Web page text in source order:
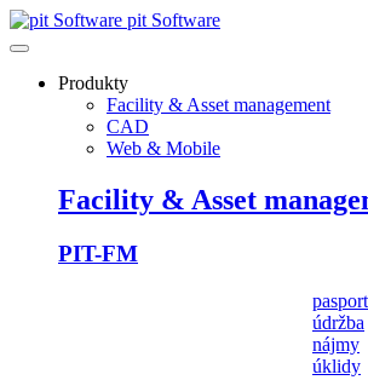
pit Software
Produkty
Facility & Asset management
CAD
Web & Mobile
Facility & Asset
PIT-FM
údržba
nájmy
úklidy